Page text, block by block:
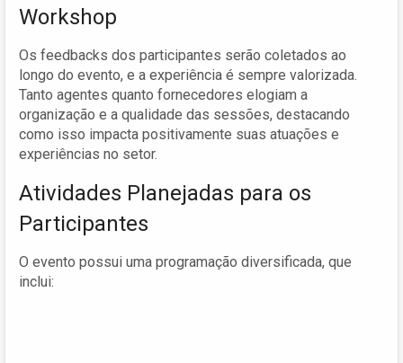
Workshop
Os feedbacks dos participantes serão coletados ao
longo do evento, e a experiência é sempre valorizada.
Tanto agentes quanto fornecedores elogiam a
organização e a qualidade das sessões, destacando
como isso impacta positivamente suas atuações e
experiências no setor.
Atividades Planejadas para os
Participantes
O evento possui uma programação diversificada, que
inclui: